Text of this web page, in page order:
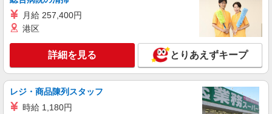
時給1500円〜1600円 ご経験・スキルにより考
愛知県名古屋市中村区 JR線・名鉄線・近鉄
線・地下鉄・臨海高速鉄道 名古屋駅直結
キープ 詳細を見る
派遣社員
月給 257,400円
港区
詳細を見る とりあえずキープ
レジ・商品陳列スタッフ
時給 1,180円